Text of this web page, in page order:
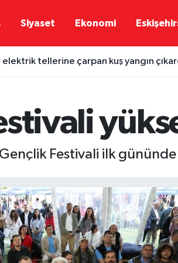
Siyaset Ekonomi
tellerine çarpan kuş yangın
Festivali ilk